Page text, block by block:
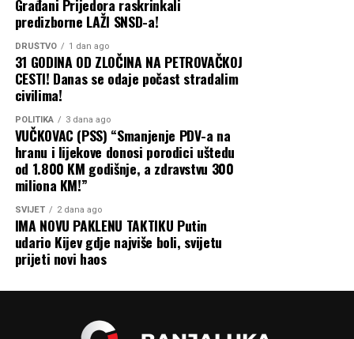
podršku svih poslaničkih klubova, uključujući i dosadašnje
koalicione partnere.
On je ocijenio da slanje predstavnika Crne Gore u Knin
predstavlja poseban problem imajući u vidu da, prema
popisnim podacima, Srbi čine oko trećinu stanovništva
Crne Gore, kao i da je, prema njegovoj procjeni, ogromna
većina građana protiv učešća predstavnika države na
proslavi „Oluje“.
Odluku Ministarstva spoljnih poslova nazvao je
„zastiđem“ i ocijenio da je ona pokazatelj da je Crna Gora
postala „zatoćenik Hrvatske“.
„Po stoti put zabija se nož u leđa Srbiji, a najgore je što ti
Građani Prijedora raskrinkali
predizborne LAŽI SNSD-a!
DRUŠTVO 1 dan ago
31 GODINA OD ZLOČINA NA PETROVAČKOJ
CESTI! Danas se odaje počast stradalim
civilima!
POLITIKA 3 dana ago
VUČKOVAC (PSS) “Smanjenje PDV-a na
hranu i lijekove donosi porodici uštedu
od 1.800 KM godišnje, a zdravstvu 300
miliona KM!”
SVIJET 2 dana ago
IMA NOVU PAKLENU TAKTIKU Putin
udario Kijev gdje najviše boli, svijetu
prijeti novi haos